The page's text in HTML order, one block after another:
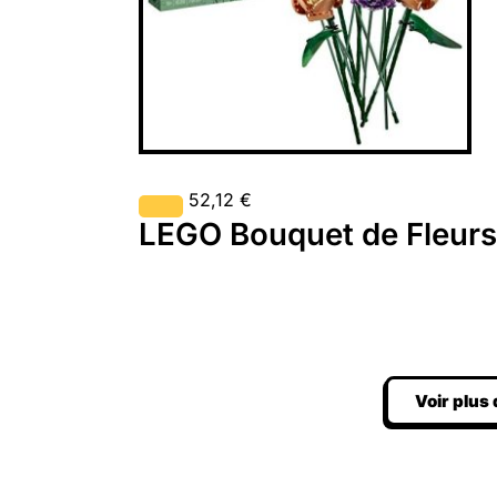
52,12 €
LEGO Bouquet de Fleurs
Voir plus